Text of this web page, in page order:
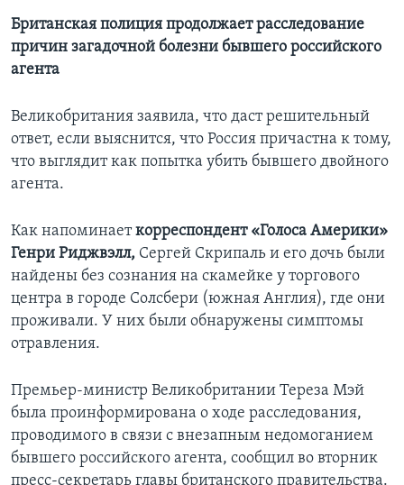
Британская полиция продолжает расследование
причин загадочной болезни бывшего российского
агента
Великобритания заявила, что даст решительный
ответ, если выяснится, что Россия причастна к тому,
что выглядит как попытка убить бывшего двойного
агента.
Как напоминаеткорреспондент «Голоса Америки»
Генри Риджвэлл, Сергей Скрипаль и его дочь были
найдены без сознания на скамейке у торгового
центра в городе Солсбери (южная Англия), где они
проживали. У них были обнаружены симптомы
отравления.
Премьер-министр Великобритании Тереза Мэй
была проинформирована о ходе расследования,
проводимого в связи с внезапным недомоганием
бывшего российского агента, сообщил во вторник
пресс-секретарь главы британского правительства.